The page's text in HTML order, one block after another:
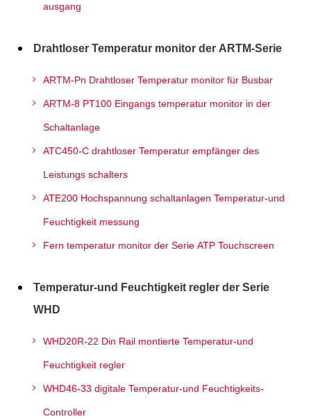
ausgang
Drahtloser Temperatur monitor der ARTM-Serie
ARTM-Pn Drahtloser Temperatur monitor für Busbar
ARTM-8 PT100 Eingangs temperatur monitor in der
Schaltanlage
ATC450-C drahtloser Temperatur empfänger des
Leistungs schalters
ATE200 Hochspannung schaltanlagen Temperatur-und
Feuchtigkeit messung
Fern temperatur monitor der Serie ATP Touchscreen
Temperatur-und Feuchtigkeit regler der Serie
WHD
WHD20R-22 Din Rail montierte Temperatur-und
Feuchtigkeit regler
WHD46-33 digitale Temperatur-und Feuchtigkeits-
Controller